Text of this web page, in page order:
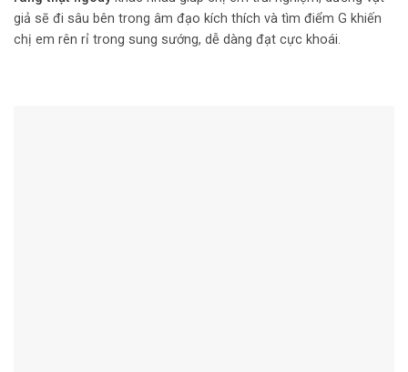
giả sẽ đi sâu bên trong âm đạo kích thích và tìm điểm G khiến
chị em rên rỉ trong sung sướng, dễ dàng đạt cực khoái.